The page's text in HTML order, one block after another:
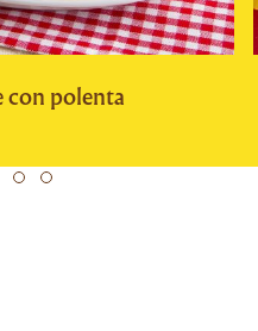
con polenta